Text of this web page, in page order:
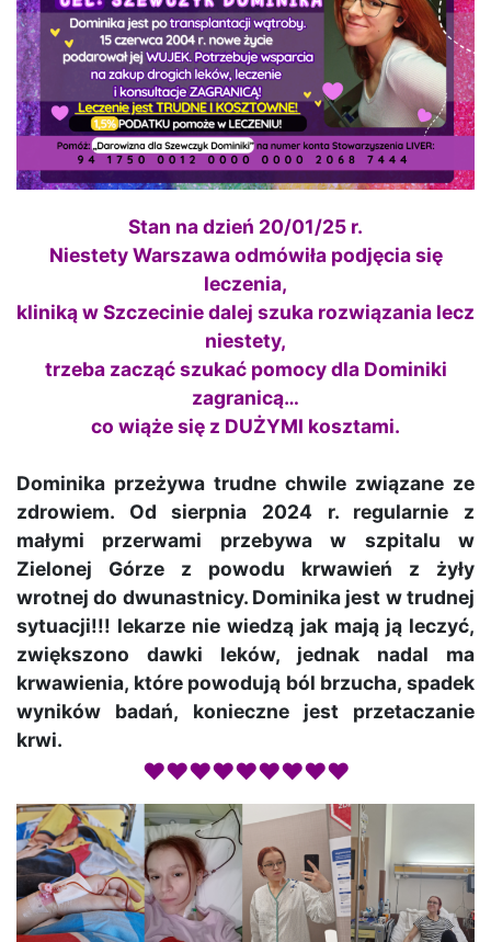
Stan na dzień 20/01/25 r.
Niestety Warszawa odmówiła podjęcia się
leczenia,
kliniką w Szczecinie dalej szuka rozwiązania lecz
niestety,
trzeba zacząć szukać pomocy dla Dominiki
zagranicą…
co wiąże się z DUŻYMI kosztami.
Dominika przeżywa trudne chwile związane ze
zdrowiem. Od sierpnia 2024 r. regularnie z
małymi przerwami przebywa w szpitalu w
Zielonej Górze z powodu krwawień z żyły
wrotnej do dwunastnicy. Dominika jest w trudnej
sytuacji!!! lekarze nie wiedzą jak mają ją leczyć,
zwiększono dawki leków, jednak nadal ma
krwawienia, które powodują ból brzucha, spadek
wyników badań, konieczne jest przetaczanie
krwi.
♥♥♥♥♥♥♥♥♥